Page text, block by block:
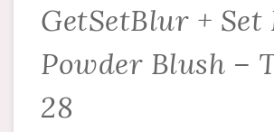
GetSetBlur +
Powder Blush –
28